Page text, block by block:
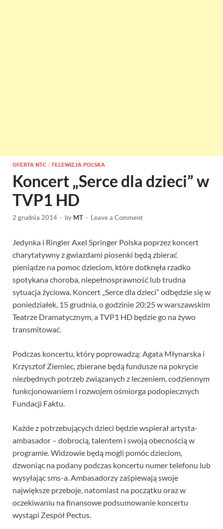
OFERTA NTC / TELEWIZJA POLSKA
Koncert „Serce dla dzieci” w
TVP1 HD
2 grudnia 2014 - by MT - Leave a Comment
Jedynka i Ringier Axel Springer Polska poprzez koncert
charytatywny z gwiazdami piosenki będą zbierać
pieniądze na pomoc dzieciom, które dotknęła rzadko
spotykana choroba, niepełnosprawność lub trudna
sytuacja życiowa. Koncert „Serce dla dzieci” odbędzie się w
poniedziałek, 15 grudnia, o godzinie 20:25 w warszawskim
Teatrze Dramatycznym, a TVP1 HD będzie go na żywo
transmitować.
Podczas koncertu, który poprowadzą: Agata Młynarska i
Krzysztof Ziemiec, zbierane będą fundusze na pokrycie
niezbędnych potrzeb związanych z leczeniem, codziennym
funkcjonowaniem i rozwojem ośmiorga podopiecznych
Fundacji Faktu.
Każde z potrzebujących dzieci będzie wspierał artysta-
ambasador – dobrocią, talentem i swoją obecnością w
programie. Widzowie będą mogli pomóc dzieciom,
dzwoniąc na podany podczas koncertu numer telefonu lub
wysyłając sms-a. Ambasadorzy zaśpiewają swoje
największe przeboje, natomiast na początku oraz w
oczekiwaniu na finansowe podsumowanie koncertu
wystąpi Zespół Pectus.